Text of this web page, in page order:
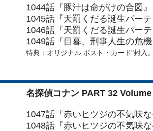
1044話『豚汁は命がけの合図』
1045話『天罰くだる誕生パー
1046話『天罰くだる誕生パー
1049話『目暮、刑事人生の危
特典：オリジナル ポスト・カード"封入
名探偵コナン PART 32 Volume
1047話『赤いヒツジの不気味
1048話『赤いヒツジの不気味